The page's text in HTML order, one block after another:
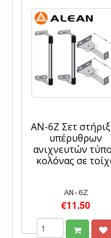
AN-6Z Σετ
υπέρυθρων
ανιχνευτών
κολόνας σε
AN-6Z
€11.50